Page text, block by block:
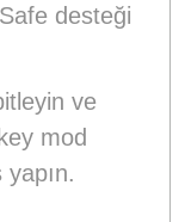
desteği
ve
mod